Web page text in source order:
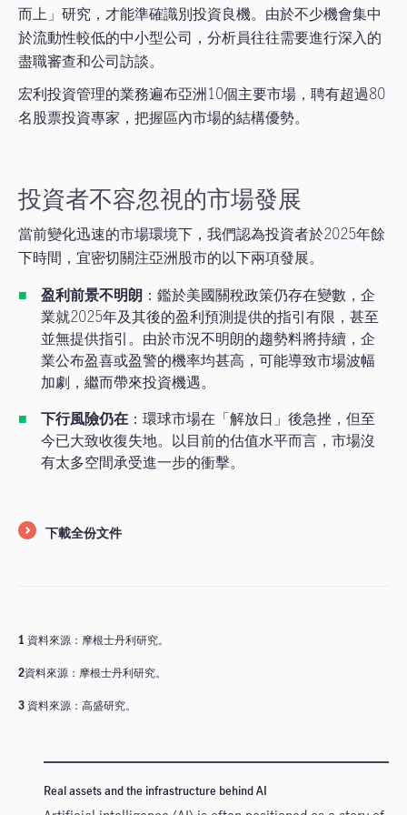
而上」研究，才能準確識別投資良機。由於不少機會集中
於流動性較低的中小型公司，分析員往往需要進行深入的
盡職審查和公司訪談。
宏利投資管理的業務遍布亞洲10個主要市場，聘有超過80
名股票投資專家，把握區內市場的結構優勢。
投資者不容忽視的市場發展
當前變化迅速的市場環境下，我們認為投資者於2025年餘
下時間，宜密切關注亞洲股市的以下兩項發展。
盈利前景不明朗 ：鑑於美國關稅政策仍存在變數，企
業就2025年及其後的盈利預測提供的指引有限，甚至
並無提供指引。由於市況不明朗的趨勢料將持續，企
業公布盈喜或盈警的機率均甚高，可能導致市場波幅
加劇，繼而帶來投資機遇。
下行風險仍在 ：環球市場在「解放日」後急挫，但至
今已大致收復失地。以目前的估值水平而言，市場沒
有太多空間承受進一步的衝擊。
下載全份文件
1 資料來源：摩根士丹利研究。
2資料來源：摩根士丹利研究。
3 資料來源：高盛研究。
Real assets and the infrastructure behind AI